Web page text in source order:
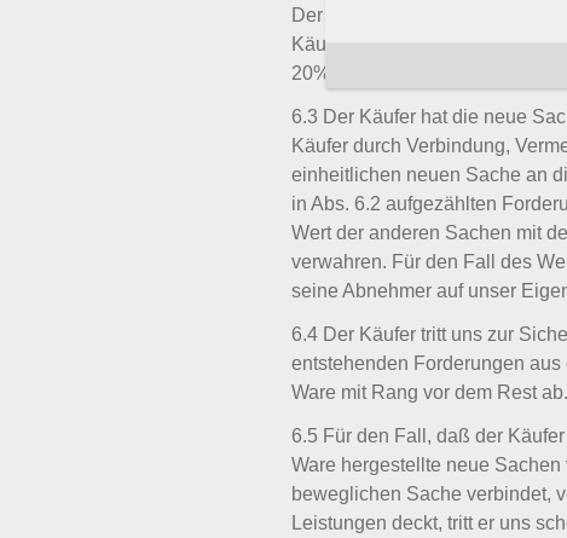
Der Wert unserer Ware
Käufers werden wir daher die
20% übersteigt.
6.3 Der Käufer hat die neue
Käufer durch Verbindung,
einheitlichen neuen Sache an
in Abs. 6.2 aufgezählten
Wert der anderen Sachen mit
verwahren. Für den Fall des
seine Abnehmer auf unser
6.4 Der Käufer tritt uns zur
entstehenden Forderungen
Ware mit Rang vor dem Rest ab.
6.5 Für den Fall, daß der
Ware hergestellte neue
beweglichen Sache verbindet,
Leistungen deckt, tritt er uns